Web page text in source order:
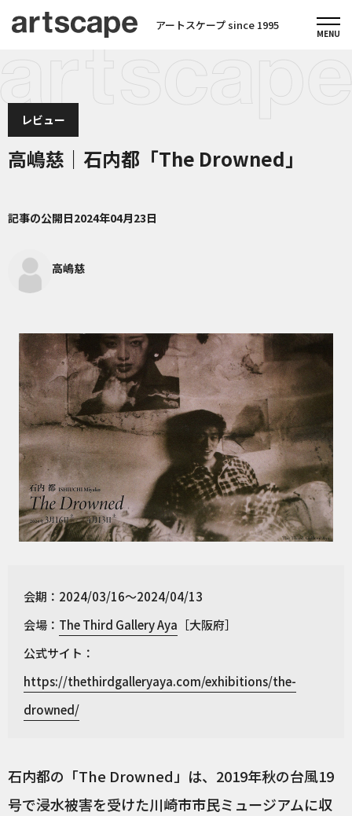
アートスケープ since 1995
レビュー
高嶋慈｜石内都「The Drowned」
記事の公開日2024年04月23日
高嶋慈
会期：2024/03/16～2024/04/13
会場： The Third Gallery Aya ［大阪府］
公式サイト：
https://thethirdgalleryaya.com/exhibitions/the-
drowned/
石内都の「The Drowned」は、2019年秋の台風19
号で浸水被害を受けた川崎市市民ミュージアムに収